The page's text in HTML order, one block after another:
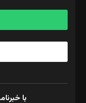
آگهی و مشترکین: ۰۹۱۹۹۹۹۰۴۵۴
با